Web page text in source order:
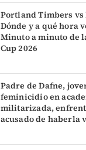
Portland Timbers vs
Dónde y a qué hora
Minuto a minuto de
Cup 2026
Padre de Dafne,
feminicidio en
militarizada,
acusado de haberla